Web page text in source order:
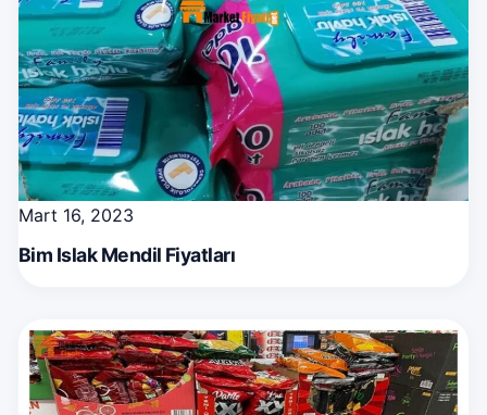
Mart 16, 2023
Bim Islak Mendil Fiyatları